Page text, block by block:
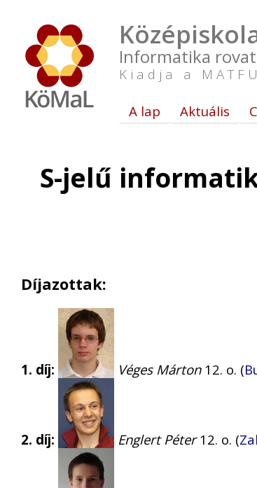
Informatika
Kiadja a
A lap Aktuális
S-jelű
Díjazottak:
1. díj: Véges Márton12. o. (
2. díj: Englert Péter12. o. (